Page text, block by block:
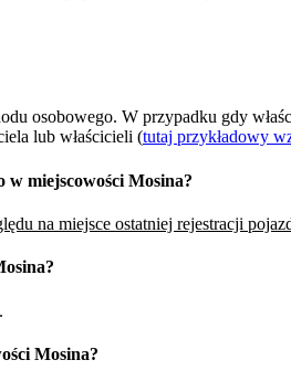
osobowego. W przypadku gdy
lub właścicieli (tutaj przykładowy
w miejscowości Mosina?
na miejsce ostatniej rejestracji
Mosina?